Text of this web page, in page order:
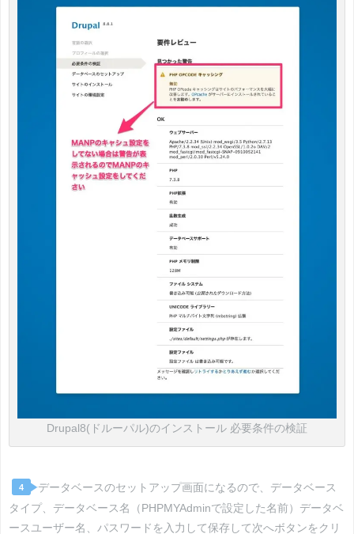
Drupal8(ドルーパル)のインストール 必要条件の検証
4
データベースのセットアップ画面になるので、データベース
タイプ、データベース名（PHPMYAdminで設定した名前）データベ
ースユーザー名、パスワードを入力して保存して次へボタンをクリ